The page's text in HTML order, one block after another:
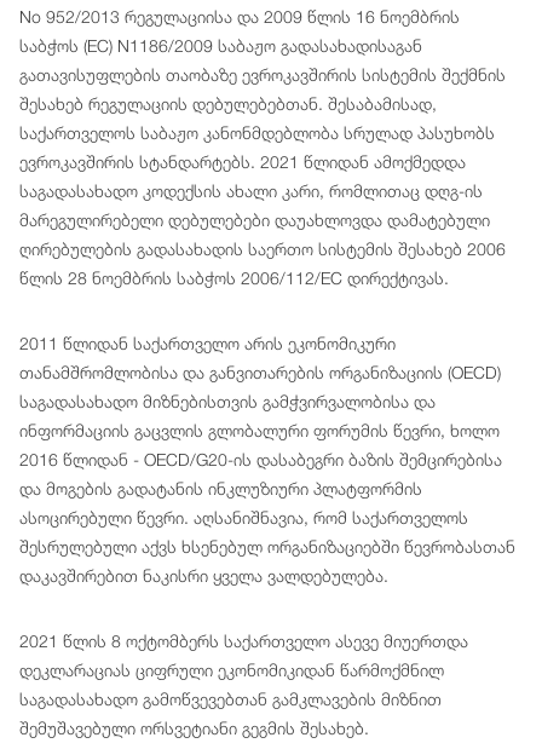
No 952/2013 რეგულაციისა და 2009 წლის 16 ნოემბრის
საბჭოს (EC) N1186/2009 საბაჟო გადასახადისაგან
გათავისუფლების თაობაზე ევროკავშირის სისტემის შექმნის
შესახებ რეგულაციის დებულებებთან. შესაბამისად,
საქართველოს საბაჟო კანონმდებლობა სრულად პასუხობს
ევროკავშირის სტანდარტებს. 2021 წლიდან ამოქმედდა
საგადასახადო კოდექსის ახალი კარი, რომლითაც დღგ-ის
მარეგულირებელი დებულებები დაუახლოვდა დამატებული
ღირებულების გადასახადის საერთო სისტემის შესახებ 2006
წლის 28 ნოემბრის საბჭოს 2006/112/EC დირექტივას.
2011 წლიდან საქართველო არის ეკონომიკური
თანამშრომლობისა და განვითარების ორგანიზაციის (OECD)
საგადასახადო მიზნებისთვის გამჭვირვალობისა და
ინფორმაციის გაცვლის გლობალური ფორუმის წევრი, ხოლო
2016 წლიდან - OECD/G20-ის დასაბეგრი ბაზის შემცირებისა
და მოგების გადატანის ინკლუზიური პლატფორმის
ასოცირებული წევრი. აღსანიშნავია, რომ საქართველოს
შესრულებული აქვს ხსენებულ ორგანიზაციებში წევრობასთან
დაკავშირებით ნაკისრი ყველა ვალდებულება.
2021 წლის 8 ოქტომბერს საქართველო ასევე მიუერთდა
დეკლარაციას ციფრული ეკონომიკიდან წარმოქმნილ
საგადასახადო გამოწვევებთან გამკლავების მიზნით
შემუშავებული ორსვეტიანი გეგმის შესახებ.